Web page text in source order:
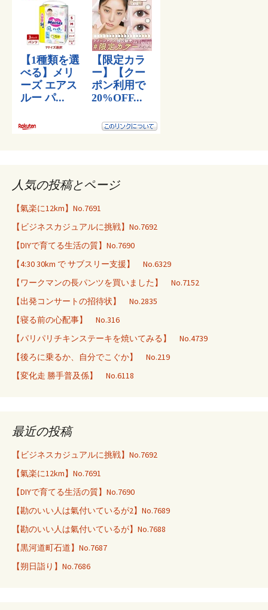
人気の投稿とページ
【氣楽に12km】No.7691
【ビジネスカジュアルに挑戦】No.7692
【DIYで育てる生活の質】No.7690
【4:30 30km で サブスリー支援】 No.6329
【ワークマンの長パンツを買いました】 No.7152
【出発コンサートの招待状】 No.2835
【寝る前の心配事】 No.316
【パリパリチキンステーキを焼いてみる】 No.4739
【後ろに乗るか、自分でこぐか】 No.219
【変化走 勝手普及係】 No.6118
最近の投稿
【ビジネスカジュアルに挑戦】No.7692
【氣楽に12km】No.7691
【DIYで育てる生活の質】No.7690
【勘のいい人は氣付いているが2】No.7689
【勘のいい人は氣付いているが】No.7688
【黒河道町石道】No.7687
【朔日詣り】No.7686